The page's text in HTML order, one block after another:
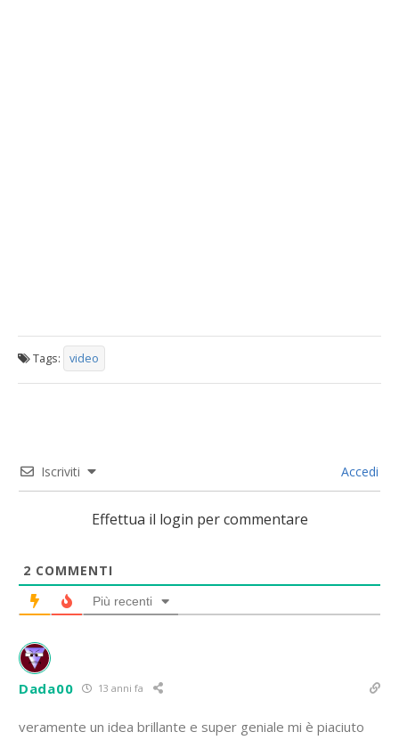
Tags: video
Iscriviti Accedi
Effettua il login per commentare
2 COMMENTI
Più recenti
Dada00 13 anni fa
veramente un idea brillante e super geniale mi è piaciuto